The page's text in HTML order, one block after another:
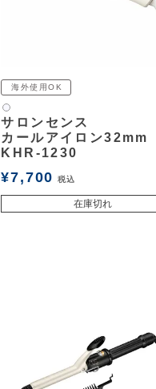
海外使用OK
白2
サロンセンス
カールアイロン32mm
KHR-1230
¥7,700 税込
在庫切れ